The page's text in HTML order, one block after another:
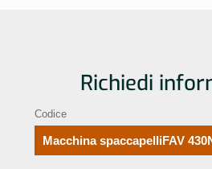
Richiedi
Codice